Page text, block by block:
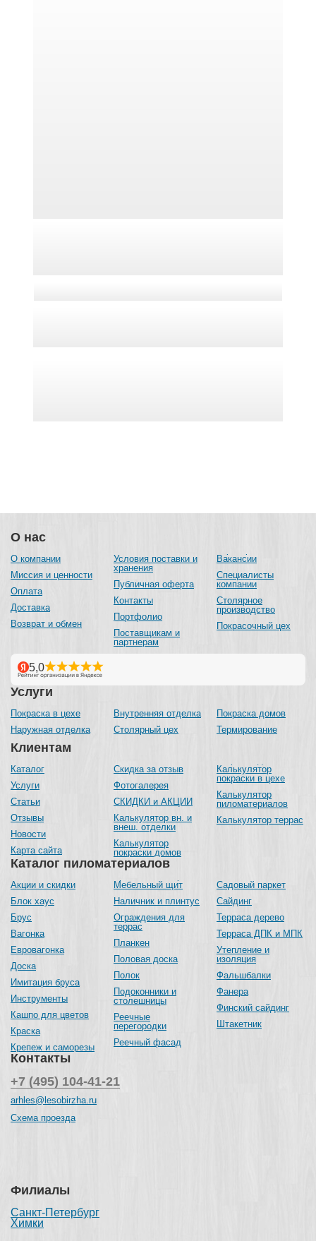
О нас
О компании
Миссия и ценности
Оплата
Доставка
Возврат и обмен
Условия поставки и
хранения
Публичная оферта
Контакты
Портфолио
Поставщикам и
партнерам
Вакансии
Специалисты
компании
Столярное
производство
Покрасочный цех
Каталог пиломатериалов
Акции и скидки
Блок хаус
Брус
Вагонка
Евровагонка
Доска
Имитация бруса
Инструменты
Кашпо для цветов
Краска
Крепеж и саморезы
Мебельный щит
Наличник и плинтус
Ограждения для
террас
Планкен
Половая доска
Полок
Подоконники и
столешницы
Реечные
перегородки
Реечный фасад
Садовый паркет
Сайдинг
Терраса дерево
Терраса ДПК и МПК
Утепление и
изоляция
Фальшбалки
Фанера
Финский сайдинг
Штакетник
Услуги
Покраска в цехе
Наружная отделка
Внутренняя отделка
Столярный цех
Покраска домов
Термирование
Клиентам
Каталог
Услуги
Статьи
Отзывы
Новости
Карта сайта
Скидка за отзыв
Фотогалерея
СКИДКИ и АКЦИИ
Калькулятор вн. и
внеш. отделки
Калькулятор
покраски домов
Калькулятор
покраски в цехе
Калькулятор
пиломатериалов
Калькулятор террас
Контакты
+7 (495) 104-41-21
arhles@lesobirzha.ru
Схема проезда
Филиалы
Санкт-Петербург
Химки